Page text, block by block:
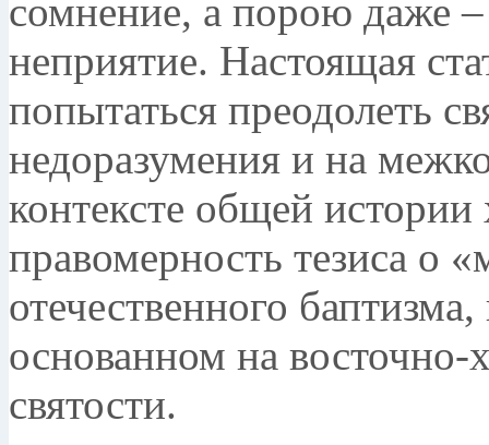
сомнение, а порою даже
неприятие. На­стоящая
попытаться преодолеть
недоразумения и на
контексте общей истории
правомерность тезиса о
отечественного
основанном на
святости.